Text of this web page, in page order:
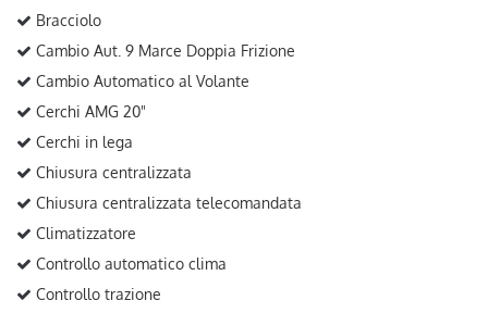
Bracciolo
Cambio Aut. 9 Marce Doppia Frizione
Cambio Automatico al Volante
Cerchi AMG 20"
Cerchi in lega
Chiusura centralizzata
Chiusura centralizzata telecomandata
Climatizzatore
Controllo automatico clima
Controllo trazione